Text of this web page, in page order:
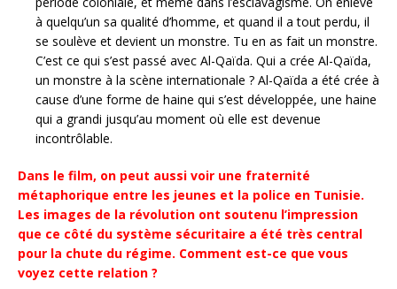
à quelqu’un sa qualité d’homme, et quand il a tout perdu, il
se soulève et devient un monstre. Tu en as fait un monstre.
C’est ce qui s’est passé avec Al-Qaïda. Qui a crée Al-Qaïda,
un monstre à la scène internationale ? Al-Qaïda a été crée à
cause d’une forme de haine qui s’est développée, une haine
qui a grandi jusqu’au moment où elle est devenue
incontrôlable.
Dans le film, on peut aussi voir une fraternité
métaphorique entre les jeunes et la police en Tunisie.
Les images de la révolution ont soutenu l’impression
que ce côté du système sécuritaire a été très central
pour la chute du régime. Comment est-ce que vous
voyez cette relation ?